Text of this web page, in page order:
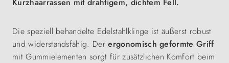
Die speziell behandelte Edelstahlklinge ist äußerst robust
und widerstandsfähig. Derergonomisch geformte Griff
mit Gummielementen sorgt für zusätzlichen Komfort beim